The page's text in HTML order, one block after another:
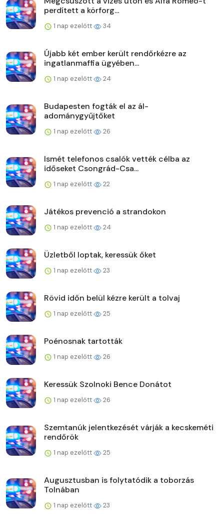
perdített a körforg...
1 nap ezelőtt 34
Újabb két ember került rendőrkézre az
ingatlanmaffia ügyében...
1 nap ezelőtt 24
Budapesten fogták el az ál-
adománygyűjtőket
1 nap ezelőtt 26
Ismét telefonos csalók vették célba az
időseket Csongrád-Csa...
1 nap ezelőtt 22
Játékos prevenció a strandokon
1 nap ezelőtt 24
Üzletből loptak, keressük őket
1 nap ezelőtt 23
Rövid időn belül kézre került a tolvaj
1 nap ezelőtt 25
Poénosnak tartották
1 nap ezelőtt 26
Keressük Szolnoki Bence Donátot
1 nap ezelőtt 26
Szemtanúk jelentkezését várják a kecskeméti
rendőrök
1 nap ezelőtt 25
Augusztusban is folytatódik a toborzás
Tolnában
1 nap ezelőtt 23